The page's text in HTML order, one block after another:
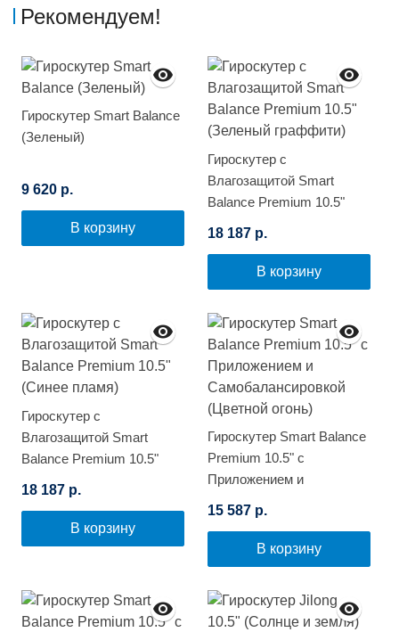
Рекомендуем!
Гироскутер Smart Balance
(Зеленый)
9 620 р.
В корзину
Гироскутер с
Влагозащитой Smart
Balance Premium 10.5"
(Зеленый граффити)
18 187 р.
В корзину
Гироскутер с
Влагозащитой Smart
Balance Premium 10.5"
(Синее пламя)
18 187 р.
В корзину
Гироскутер Smart Balance
Premium 10.5" с
Приложением и
Самобалансировкой
(Цветной огонь)
15 587 р.
В корзину